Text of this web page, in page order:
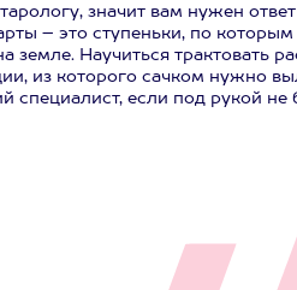
значит вам нужен
– это ступеньки, по
земле. Научиться трактовать
из которого сачком нужно
специалист, если под рукой